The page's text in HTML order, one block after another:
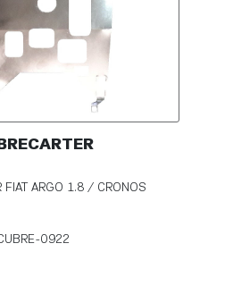
FIAT ARGO 1.8 / CRONOS
0922